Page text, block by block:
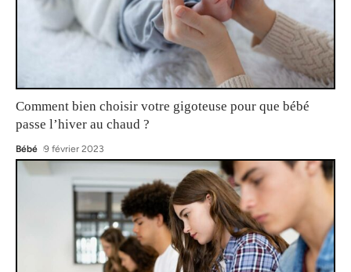
Comment bien choisir votre gigoteuse pour que bébé
passe l’hiver au chaud ?
Bébé 9 février 2023